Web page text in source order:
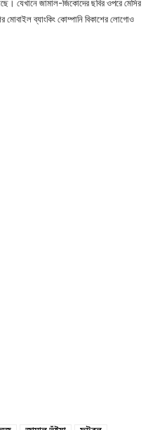
যেখানে জামাল-জিকোদের ছবির ওপরে মেসির
মোবাইল ব্যাংকিং কোম্পানি বিকাশের লোগোও